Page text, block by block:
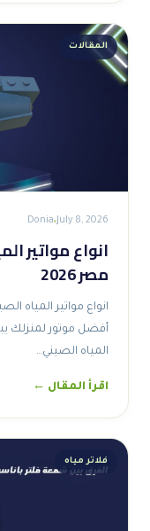
المقالات
July 8, 2026
Donia
انواع مواتير
مصر 2026
انواع مواتير المياه
أفضل موتور لمنزلك
المياه الصيني…
اقرأ المقال ←
فلاتر مياه